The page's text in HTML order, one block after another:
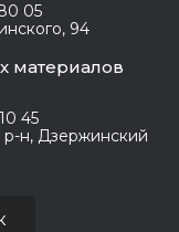
05
94
материалов
45
н, Дзержинский